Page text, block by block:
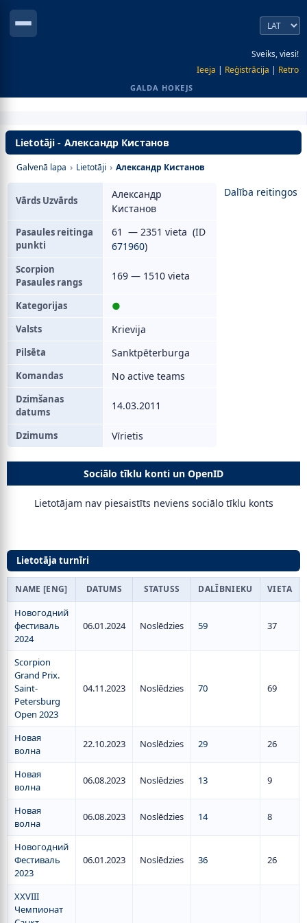
Sveiks, viesi!
Ieeja | Reģistrācija | Retro
GALDA HOKEJS
Lietotāji - Александр Кистанов
Galvenā lapa › Lietotāji › Александр Кистанов
Dalība reitingos
Vārds Uzvārds
Александр
Кистанов
Pasaules reitinga
punkti
61 — 2351 vieta (ID
671960)
Scorpion
Pasaules rangs
169 — 1510 vieta
Kategorijas ●
Valsts Krievija
Pilsēta Sanktpēterburga
Komandas No active teams
Dzimšanas
datums
14.03.2011
Dzimums Vīrietis
Sociālo tīklu konti un OpenID
Lietotājam nav piesaistīts neviens sociālo tīklu konts
Lietotāja turnīri
NAME [ENG] DATUMS STATUSS DALĪBNIEKU VIETA
Новогодний
фестиваль
2024
06.01.2024 Noslēdzies 59 37
Scorpion
Grand Prix.
Saint-
Petersburg
Open 2023
04.11.2023 Noslēdzies 70 69
Новая
волна
22.10.2023 Noslēdzies 29 26
Новая
волна
06.08.2023 Noslēdzies 13 9
Новая
волна
06.08.2023 Noslēdzies 14 8
Новогодний
Фестиваль
2023
06.01.2023 Noslēdzies 36 26
XXVIII
Чемпионат